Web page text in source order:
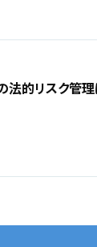
法的リスク管